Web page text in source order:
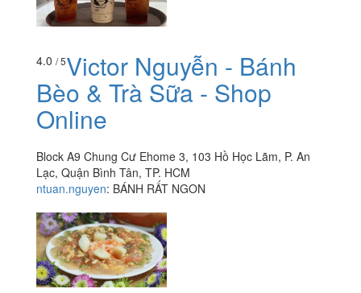
4.0 / 5Victor Nguyễn - Bánh
Bèo & Trà Sữa - Shop
Online
Block A9 Chung Cư Ehome 3, 103 Hồ Học Lãm, P. An
Lạc, Quận Bình Tân, TP. HCM
ntuan.nguyen: BÁNH RẤT NGON